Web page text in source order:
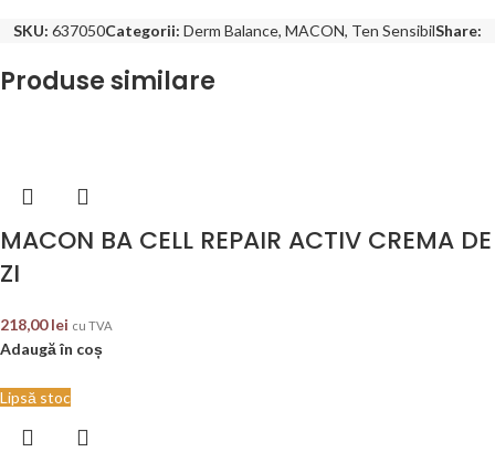
SKU: 637050Categorii: Derm Balance, MACON, Ten SensibilShare:
Produse similare
MACON BA CELL REPAIR ACTIV CREMA DE
ZI
218,00lei cu TVA
Adaugă în coș
Lipsă stoc